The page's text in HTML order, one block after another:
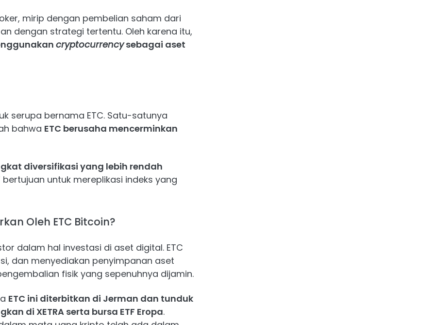
mirip dengan pembelian saham dari
dengan strategi tertentu. Oleh karena itu,
cryptocurrencysebagai aset
serupa bernama ETC. Satu-satunya
bahwa ETC berusaha mencerminkan
diversifikasi yang lebih rendah
bertujuan untuk mereplikasi indeks yang
Oleh ETC Bitcoin?
dalam hal investasi di aset digital. ETC
dan menyediakan penyimpanan aset
fisik yang sepenuhnya dijamin.
ETC ini diterbitkan di Jerman dan tunduk
di XETRA serta bursa ETF Eropa.